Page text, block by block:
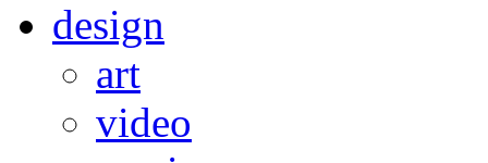
design
art
video